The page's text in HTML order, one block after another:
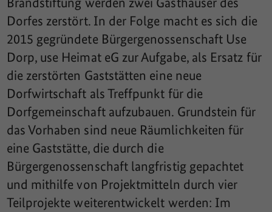
Dorfes zerstört. In der Folge macht es sich die
2015 gegründete Bürgergenossenschaft Use
Dorp, use Heimat eG zur Aufgabe, als Ersatz für
die zerstörten Gaststätten eine neue
Dorfwirtschaft als Treffpunkt für die
Dorfgemeinschaft aufzubauen. Grundstein für
das Vorhaben sind neue Räumlichkeiten für
eine Gaststätte, die durch die
Bürgergenossenschaft langfristig gepachtet
und mithilfe von Projektmitteln durch vier
Teilprojekte weiterentwickelt werden: Im